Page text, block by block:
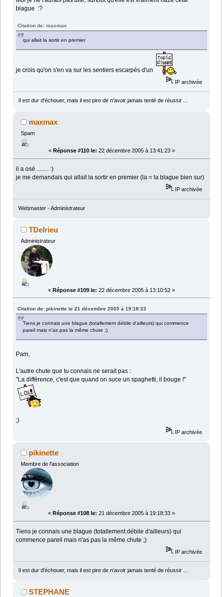
blague :?
Citation de: maxmax
qui allait la sortir en premier
je crois qu'on s'en va sur les sentiers escarpés d'un
IP archivée
Il est dur d'échouer, mais il est pire de n'avoir jamais tenté de réussir ...
maxmax
Spam
« Réponse #110 le: 22 décembre 2005 à 13:41:23 »
il a osé ........ :)
je me demandais qui allait la sortir en premier (la = la blague bien sur)
IP archivée
Webmaster - Administrateur
TDelrieu
Administrateur
« Réponse #109 le: 22 décembre 2005 à 13:10:52 »
Citation de: pikinette le 21 décembre 2005 à 19:18:33
Tiens je connais une blague (totallement débile d'ailleurs) qui commence
pareil mais n'as pas la même chute ;)
Pam,
L'autre chute que tu connais ne serait pas :
"La différence, c'est que quand on suce un spaghetti, il bouge !"
;)
IP archivée
pikinette
Membre de l'association
« Réponse #108 le: 21 décembre 2005 à 19:18:33 »
Tiens je connais une blague (totallement débile d'ailleurs) qui
commence pareil mais n'as pas la même chute ;)
IP archivée
Il est dur d'échouer, mais il est pire de n'avoir jamais tenté de réussir ...
STEPHANE